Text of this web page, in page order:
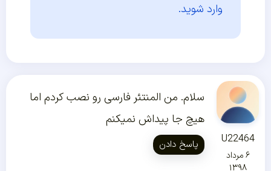
وارد شوید.
U22464
۶ مرداد
۱۳۹۸
سلام. من المنتئر فارسی رو نصب کردم اما
هیچ جا پیداش نمیکنم
پاسخ دادن